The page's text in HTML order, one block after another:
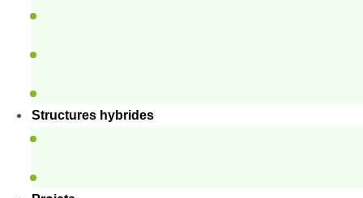
Structures hybrides